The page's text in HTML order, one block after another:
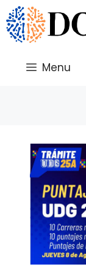
Saltar
al
contenido
Menu